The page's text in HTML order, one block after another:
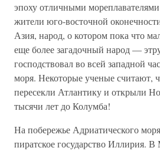
эпоху отличными
жители юго-восточной
Азия, народ, о котором пока что
еще более загадочный народ —
господствовал во всей западной
моря. Некоторые ученые считают,
пересекли Атлантику и открыли
тысячи лет до Колумба!
На побережье Адриатического
пиратское государство Иллирия.